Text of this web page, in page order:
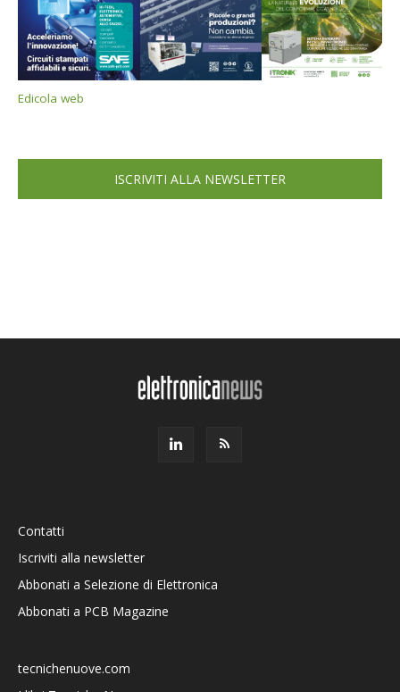
Edicola web
ISCRIVITI ALLA NEWSLETTER
Contatti
Iscriviti alla newsletter
Abbonati a Selezione di Elettronica
Abbonati a PCB Magazine
tecnichenuove.com